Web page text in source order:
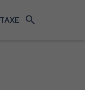
TAXE search